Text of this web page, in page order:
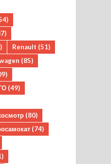
Renault (51)
(85)
(49)
(80)
(74)